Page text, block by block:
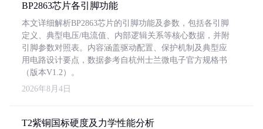
BP2863芯片各引脚功能
本文详细解析BP2863芯片的引脚功能及参数，包括各引脚
定义、典型电压/电流值、内部逻辑关系等核心数据，并附
引脚参数对照表。内容涵盖驱动配置、保护机制及典型应
用电路设计要点，数据参考自杭州士兰微电子官方规格书
（版本V1.2）。
2026年8月4日
T2紫铜国标硬度及力学性能分析